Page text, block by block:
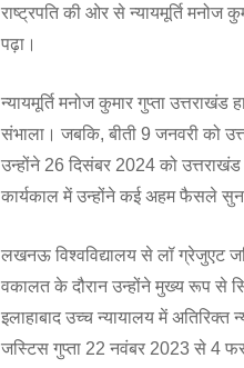
राष्ट्रपति की ओर से न्यायमूर्ति मनोज
पढ़ा।
न्यायमूर्ति मनोज कुमार गुप्ता
संभाला। जबकि, बीती 9 जनवरी को
उन्होंने 26 दिसंबर 2024 को
कार्यकाल में उन्होंने कई अहम फैसले
लखनऊ विश्वविद्यालय से लॉ ग्रेजुएट
वकालत के दौरान उन्होंने मुख्य रूप से
इलाहाबाद उच्च न्यायालय में
जस्टिस गुप्ता 22 नवंबर 2023 से 4